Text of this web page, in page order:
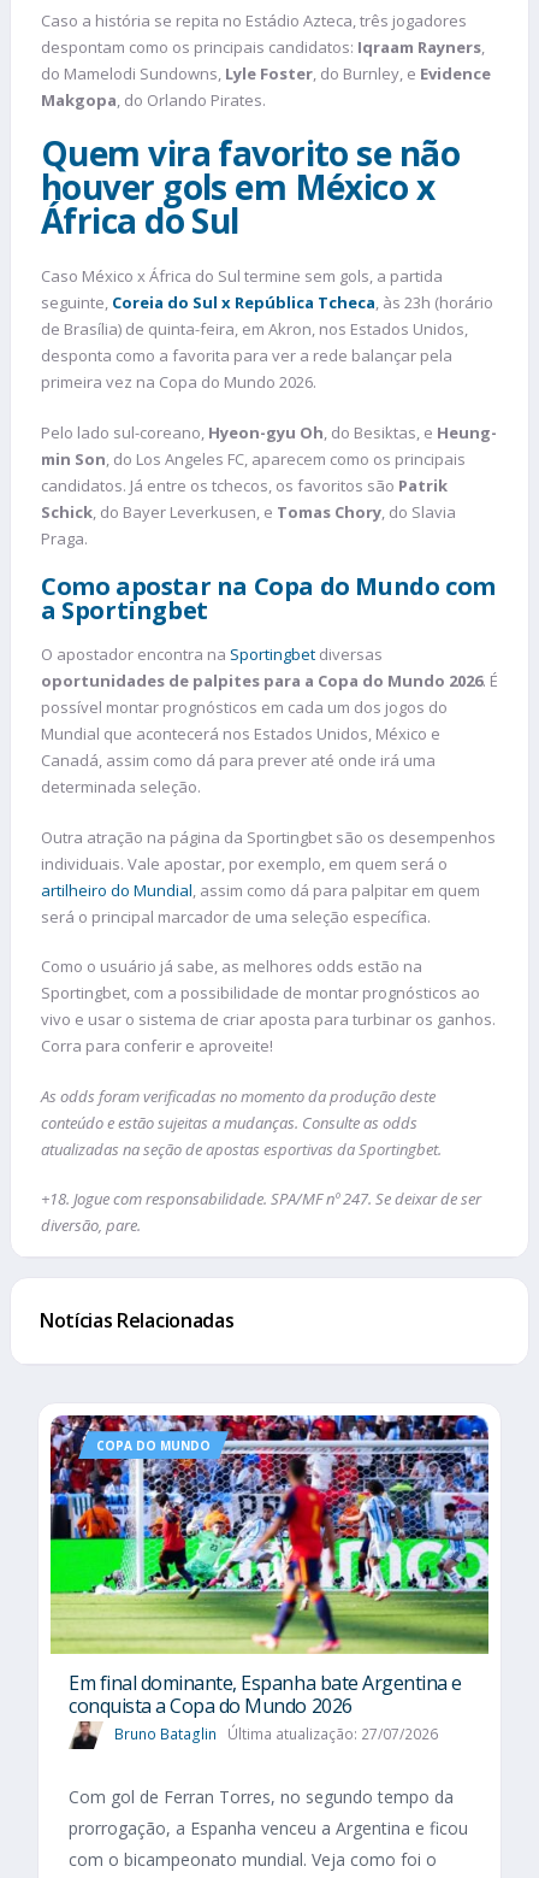
Caso a história se repita no Estádio Azteca, três jogadores
despontam como os principais candidatos: Iqraam Rayners,
do Mamelodi Sundowns, Lyle Foster, do Burnley, e Evidence
Makgopa, do Orlando Pirates.
Quem vira favorito se não
houver gols em México x
África do Sul
Caso México x África do Sul termine sem gols, a partida
seguinte, Coreia do Sul x República Tcheca, às 23h (horário
de Brasília) de quinta-feira, em Akron, nos Estados Unidos,
desponta como a favorita para ver a rede balançar pela
primeira vez na Copa do Mundo 2026.
Pelo lado sul-coreano, Hyeon-gyu Oh, do Besiktas, e Heung-
min Son, do Los Angeles FC, aparecem como os principais
candidatos. Já entre os tchecos, os favoritos são Patrik
Schick, do Bayer Leverkusen, e Tomas Chory, do Slavia
Praga.
Como apostar na Copa do Mundo com
a Sportingbet
O apostador encontra na Sportingbet diversas
oportunidades de palpites para a Copa do Mundo 2026. É
possível montar prognósticos em cada um dos jogos do
Mundial que acontecerá nos Estados Unidos, México e
Canadá, assim como dá para prever até onde irá uma
determinada seleção.
Outra atração na página da Sportingbet são os desempenhos
individuais. Vale apostar, por exemplo, em quem será o
artilheiro do Mundial, assim como dá para palpitar em quem
será o principal marcador de uma seleção específica.
Como o usuário já sabe, as melhores odds estão na
Sportingbet, com a possibilidade de montar prognósticos ao
vivo e usar o sistema de criar aposta para turbinar os ganhos.
Corra para conferir e aproveite!
As odds foram verificadas no momento da produção deste
conteúdo e estão sujeitas a mudanças. Consulte as odds
atualizadas na seção de apostas esportivas da Sportingbet.
+18. Jogue com responsabilidade. SPA/MF nº 247. Se deixar de ser
diversão, pare.
Notícias Relacionadas
COPA DO MUNDO
Em final dominante, Espanha bate Argentina e
conquista a Copa do Mundo 2026
Bruno Bataglin Última atualização: 27/07/2026
Com gol de Ferran Torres, no segundo tempo da
prorrogação, a Espanha venceu a Argentina e ficou
com o bicampeonato mundial. Veja como foi o